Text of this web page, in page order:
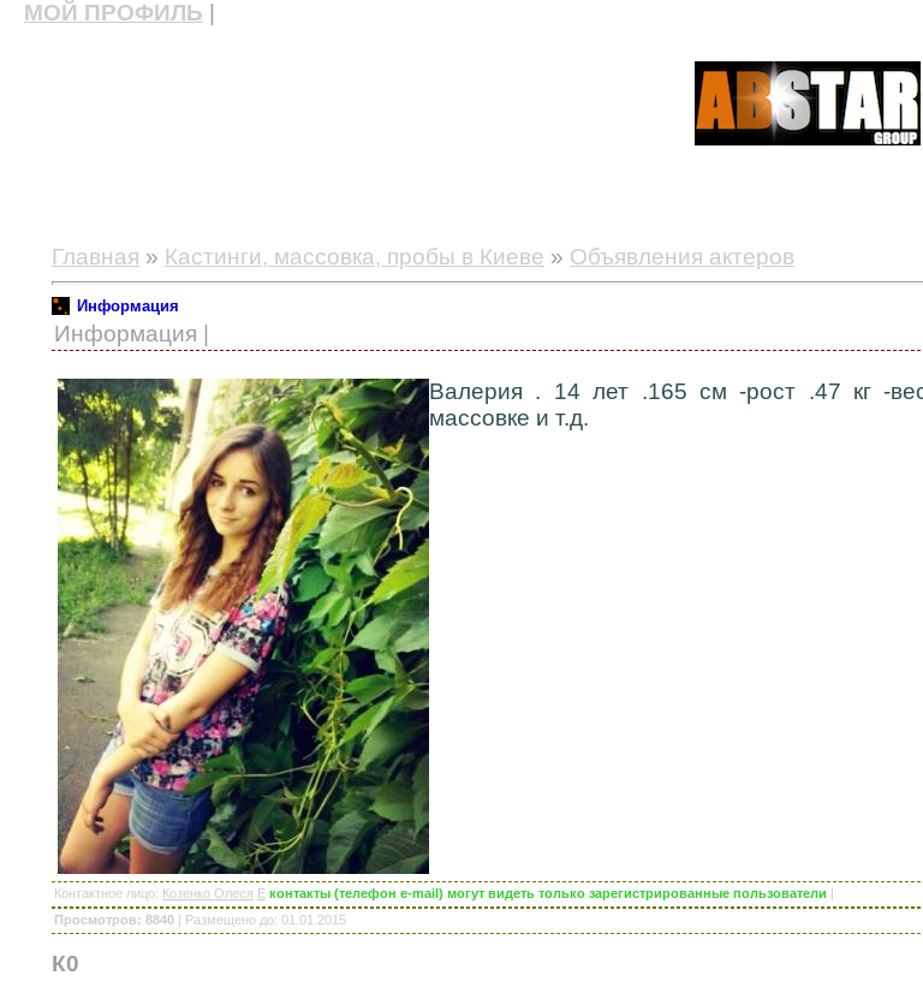
МОЙ ПРОФИЛЬ
Главная » Кастинги, массовка, пробы в Киеве » Объявления актеров
Информация
Информация |
Валерия . 14 лет .165 см -рост .47 кг -
массовке и т.д.
Контактное лицо: Козенко Олеся E контакты (телефон e-mail) могут видеть только зарегистрированные пользователи |
Просмотров: 8840 | Размещено до: 01.01.2015
К0